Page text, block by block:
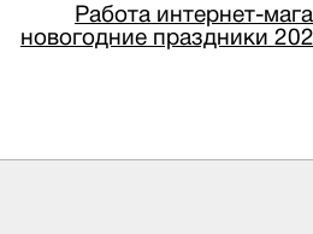
Работа интернет-
новогодние праздники